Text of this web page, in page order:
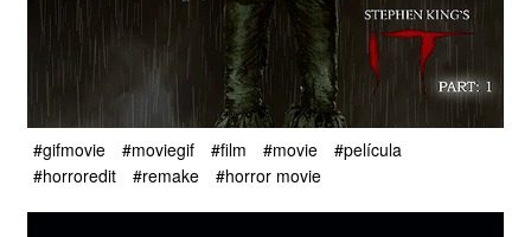
#gifmovie #moviegif #film #movie
#película
#horroredit
#remake #horror movie